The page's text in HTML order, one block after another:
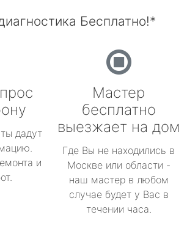
Бесплатно!*
дадут
и
Мастер
бесплатно
выезжает на дом
Где Вы не находились в
Москве или области -
наш мастер в любом
случае будет у Вас в
течении часа.